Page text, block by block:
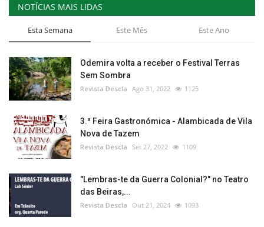
NOTÍCIAS MAIS LIDAS
Esta Semana Este Mês Este Ano
Odemira volta a receber o Festival Terras
Sem Sombra
Revista Descla Ago 31, 2022 1125
3.ª Feira Gastronómica - Alambicada de Vila
Nova de Tazem
Revista Descla Set 27, 2022 1109
"Lembras-te da Guerra Colonial?" no Teatro
das Beiras,...
Revista Descla Out 21, 2024 1093